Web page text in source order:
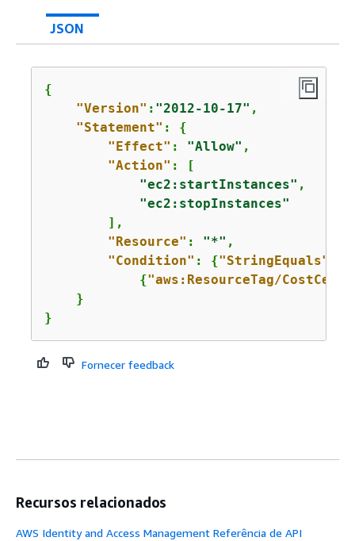
JSON
{
"Version" : "2012-10-17" ,
"Statement" : {
"Effect" : "Allow" ,
"Action" : [
"ec2:startInstances" ,
"ec2:stopInstances"
        ],
"Resource" : "*" ,
"Condition" : {"StringEquals"
{"aws:ResourceTag/
    }
}
Fornecer feedback
Recursos relacionados
AWS Identity and Access Management Referência de API